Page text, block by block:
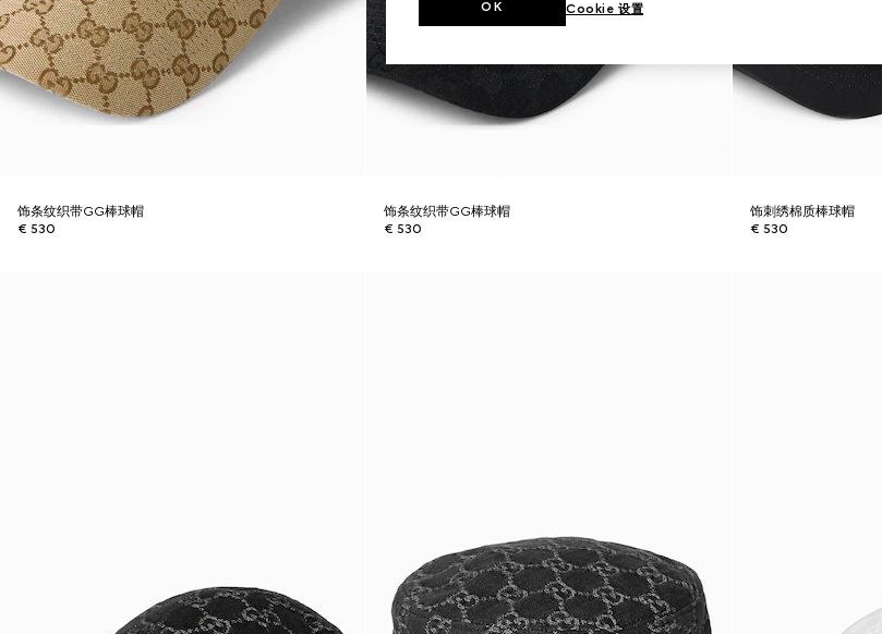
饰条纹织带GG棒球帽
€ 530
饰条纹织带GG棒球帽
€ 530
饰刺绣棉质棒球帽
€ 530
Cookie 设置
OK